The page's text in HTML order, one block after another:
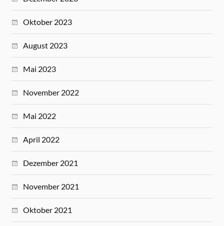
Oktober 2023
August 2023
Mai 2023
November 2022
Mai 2022
April 2022
Dezember 2021
November 2021
Oktober 2021